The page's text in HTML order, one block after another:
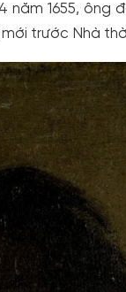
1655, ông
trước Nhà